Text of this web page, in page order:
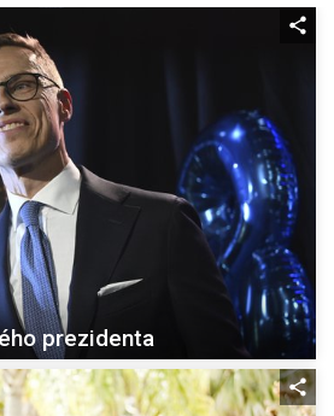
prezidenta